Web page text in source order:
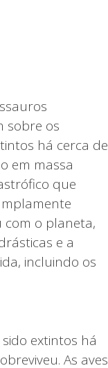
sobre os
há cerca de
em massa
que
com o planeta,
e a
incluindo os
extintos há
As aves